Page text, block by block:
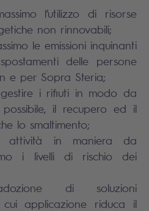
l’utilizzo di risorse
non rinnovabili;
le emissioni inquinanti
delle persone
e per Sopra Steria;
i rifiuti in modo da
possibile, il recupero ed il
lo smaltimento;
attività in maniera da
i livelli di rischio dei
di soluzioni
applicazione riduca il